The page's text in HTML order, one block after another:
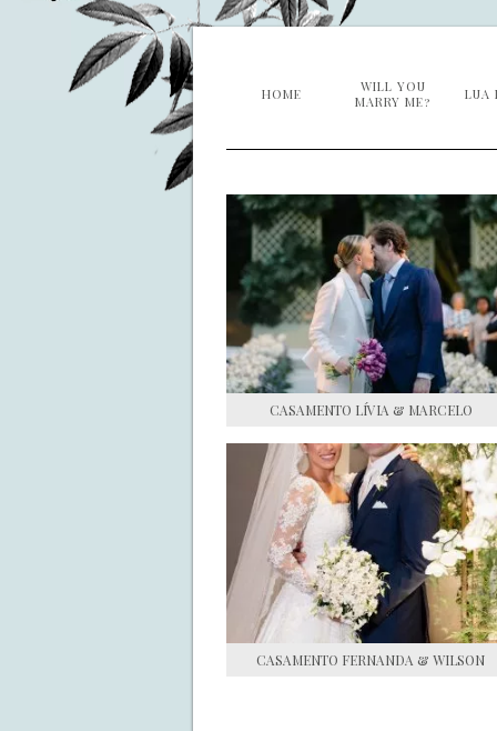
HOME
WILL YOU
MARRY ME?
LUA
CASAMENTO LÍVIA & MARCELO
CASAMENTO FERNANDA & WILSON